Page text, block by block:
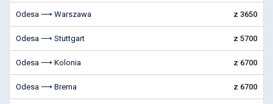
Odesa ⟶ Warszawa z 3650
Odesa ⟶ Stuttgart z 5700
Odesa ⟶ Kolonia z 6700
Odesa ⟶ Brema z 6700